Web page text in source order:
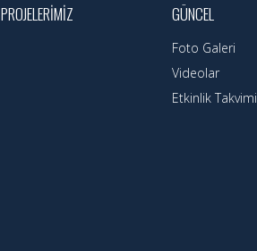
PROJELERİMİZ GÜNCEL
Foto Galeri
Videolar
Etkinlik Takvimi